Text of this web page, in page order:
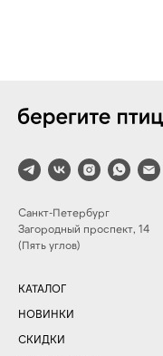
Санкт-Петербург
Загородный проспект, 14
(Пять углов)
КАТАЛОГ
НОВИНКИ
СКИДКИ